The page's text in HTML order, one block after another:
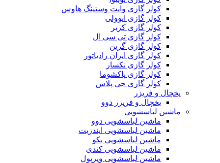
کولر گازی وایت وستینگ هاوس
کولر گازی ایوولی
کولر گازی کریر
کولر گازی تی سی ال
کولر گازی گرین
کولر گازی ایران رادیاتور
کولر گازی نکسار
کولر گازی پاکشوما
کولر گازی جی پلاس
یخچال و فریزر
یخچال و فریزر دوو
ماشین لباسشویی
ماشین لباسشویی دوو
ماشین لباسشویی ایندزیت
ماشین لباسشویی بکو
ماشین لباسشویی کندی
ماشین لباسشویی ویرپول